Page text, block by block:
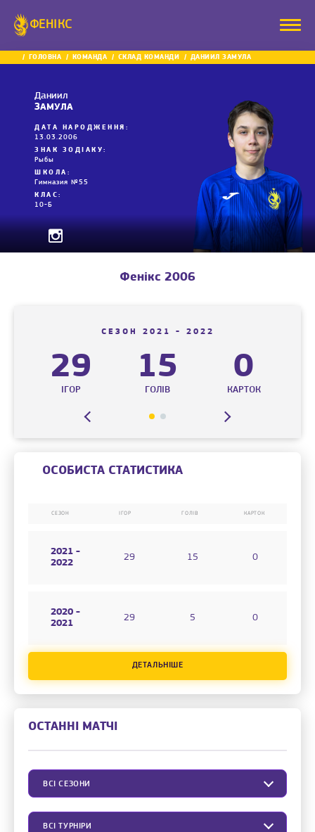
ФЕНІКС
ГОЛОВНА КОМАНДА СКЛАД КОМАНДИ ДАНИИЛ ЗАМУЛА
Даниил
ЗАМУЛА
ДАТА НАРОДЖЕННЯ:
13.03.2006
ЗНАК ЗОДІАКУ:
Рыбы
ШКОЛА:
Гимназия №55
КЛАС:
10-Б
Фенікс 2006
СЕЗОН 2021 - 2022
29
ІГОР
15
ГОЛІВ
0
КАРТОК
ОСОБИСТА СТАТИСТИКА
СЕЗОН ІГОР ГОЛІВ КАРТОК
2021 -
2022
29 15 0
2020 -
2021
29 5 0
ДЕТАЛЬНІШЕ
ОСТАННІ МАТЧІ
ВСІ СЕЗОНИ
ВСІ ТУРНІРИ